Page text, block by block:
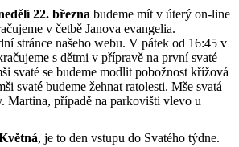
22. března budeme mít v úterý on-line
v četbě Janova evangelia.
stránce našeho webu. V pátek od 16:45 v
s dětmi v přípravě na první svaté
svaté se budeme modlit pobožnost křížová
svaté budeme žehnat ratolesti. Mše svatá
Martina, případě na parkovišti vlevo u
, je to den vstupu do Svatého týdne.